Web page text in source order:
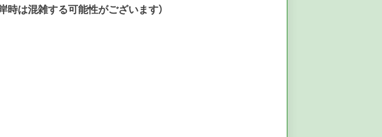
は混雑する可能性がございます）